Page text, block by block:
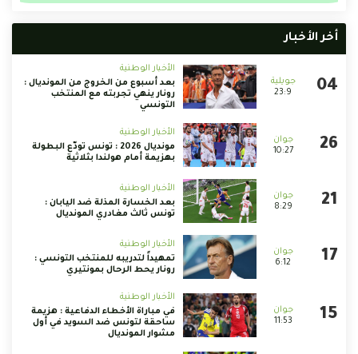
أخر الأخبار
23:9
الأخبار الوطنية
بعد أسبوع من الخروج من المونديال :
رونار ينهي تجربته مع المنتخب
التونسي
10:27
الأخبار الوطنية
مونديال 2026 : تونس تودّع البطولة
بهزيمة أمام هولندا بثلاثية
8:29
الأخبار الوطنية
بعد الخسارة المذلة ضد اليابان :
تونس ثالث مغادري المونديال
6:12
الأخبار الوطنية
تمهيداً لتدريبه للمنتخب التونسي :
رونار يحط الرحال بمونتيري
11:53
الأخبار الوطنية
في مباراة الأخطاء الدفاعية : هزيمة
ساحقة لتونس ضد السويد في أول
مشوار المونديال